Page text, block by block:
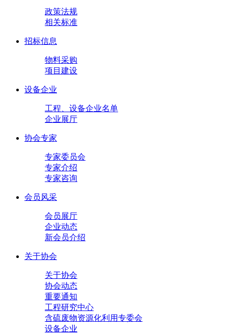
政策法规
相关标准
招标信息
物料采购
项目建设
设备企业
工程、设备企业名单
企业展厅
协会专家
专家委员会
专家介绍
专家咨询
会员风采
会员展厅
企业动态
新会员介绍
关于协会
关于协会
协会动态
重要通知
工程研究中心
含硫废物资源化利用专委会
设备企业